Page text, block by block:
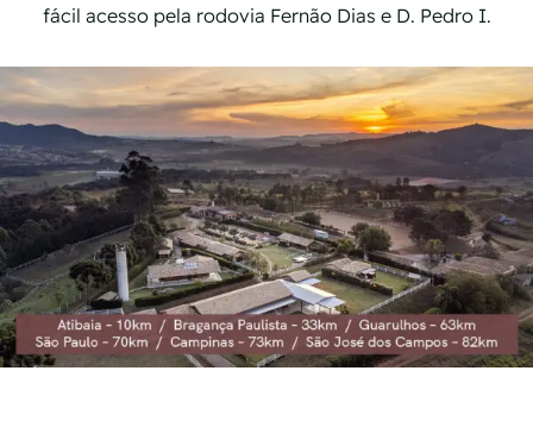
fácil acesso pela rodovia Fernão Dias e D. Pedro I.